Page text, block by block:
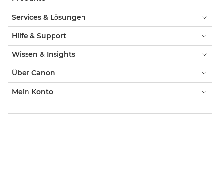
Services & Lösungen
Hilfe & Support
Wissen & Insights
Über Canon
Mein Konto